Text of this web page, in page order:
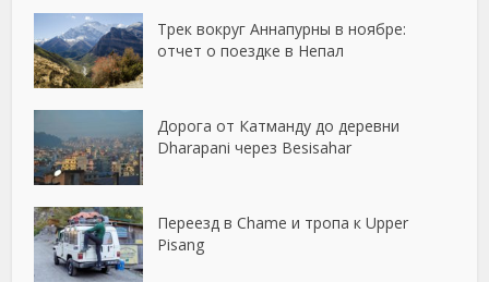
Трек вокруг Аннапурны в ноябре:
отчет о поездке в Непал
Дорога от Катманду до деревни
Dharapani через Besisahar
Переезд в Chame и тропа к Upper
Pisang